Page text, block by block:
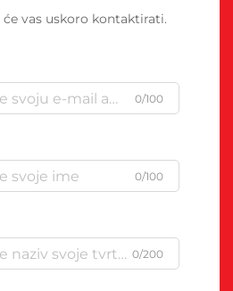
vas uskoro kontaktirati.
0/100
0/100
0/200